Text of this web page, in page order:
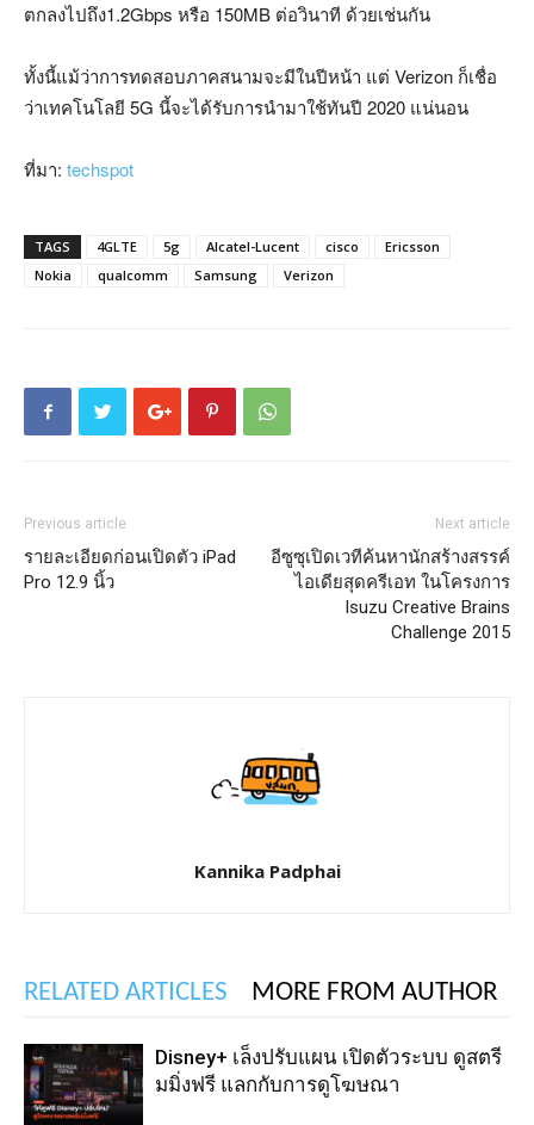
ตกลงไปถึง1.2Gbps หรือ 150MB ต่อวินาที ด้วยเช่นกัน
ทั้งนี้แม้ว่าการทดสอบภาคสนามจะมีในปีหน้า แต่ Verizon ก็เชื่อ
ว่าเทคโนโลยี 5G นี้จะได้รับการนำมาใช้ทันปี 2020 แน่นอน
ที่มา: techspot
TAGS 4GLTE 5g Alcatel-Lucent cisco
Ericsson
Nokia
qualcomm Samsung Verizon
Previous article
รายละเอียดก่อนเปิดตัว iPad
Pro 12.9 นิ้ว
Next article
อีซูซุเปิดเวทีค้นหานักสร้างสรรค์
ไอเดียสุดครีเอท ในโครงการ
Isuzu Creative Brains
Challenge 2015
Kannika Padphai
RELATED ARTICLES MORE FROM AUTHOR
Disney+ เล็งปรับแผน เปิดตัวระบบ ดูสตรี
มมิ่งฟรี แลกกับการดูโฆษณา